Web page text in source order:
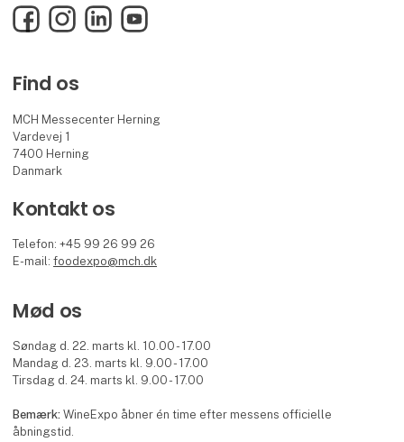
FacebookInstagramLinkedInYouTube
Find os
MCH Messecenter Herning
Vardevej 1
7400 Herning
Danmark
Kontakt os
Telefon: +45 99 26 99 26
E-mail:foodexpo@mch.dk
Mød os
Søndag d. 22. marts kl. 10.00 - 17.00
Mandag d. 23. marts kl. 9.00 - 17.00
Tirsdag d. 24. marts kl. 9.00 - 17.00
Bemærk:WineExpo åbner én time efter messens officielle
åbningstid.